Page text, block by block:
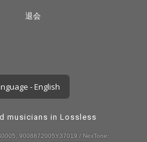
退会
- English
musicians in Lossless
9008872005Y37019 / NexTone: